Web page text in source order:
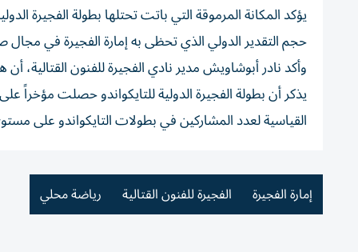
يؤكد المكانة المرموقة التي باتت تحتلها بطولة الفجيرة
حجم التقدير الدولي الذي تحظى به إمارة الفجيرة في مجال
وأكد نادر أبوشاويش مدير نادي الفجيرة للفنون
يذكر أن بطولة الفجيرة الدولية للتايكواندو حصلت مؤخراً
القياسية لعدد المشاركين في بطولات التايكواندو على مستوى العالم
إمارة الفجيرة الفجيرة للفنون القتالية رياضة محلي